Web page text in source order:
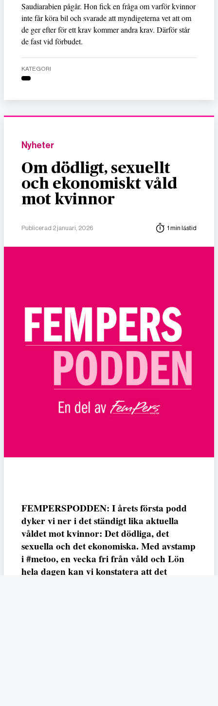
Saudiarabien pågår. Hon fick en fråga om varför kvinnor
inte får köra bil och svarade att myndigeterna vet att om
de ger efter för ett krav kommer andra krav. Därför står
de fast vid förbudet.
KATEGORI
Nyheter
Om dödligt, sexuellt
och ekonomiskt våld
mot kvinnor
Publicerad 2 januari, 2026 1 min lästid
FEMPERSPODDEN: I årets första podd
dyker vi ner i det ständigt lika aktuella
våldet mot kvinnor: Det dödliga, det
sexuella och det ekonomiska. Med avstamp
i #metoo, en vecka fri från våld och Lön
hela dagen kan vi konstatera att det